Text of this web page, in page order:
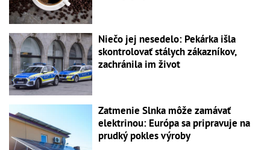
Niečo jej nesedelo: Pekárka išla
skontrolovať stálych zákazníkov,
zachránila im život
Zatmenie Slnka môže zamávať
elektrinou: Európa sa pripravuje na
prudký pokles výroby